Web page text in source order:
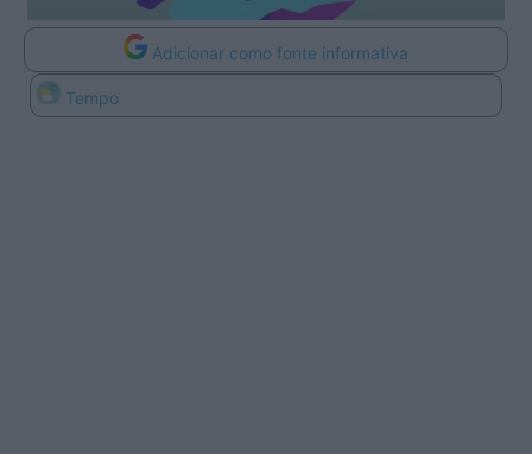
Adicionar como fonte informativa
Tempo